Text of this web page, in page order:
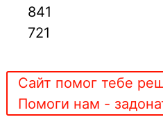
841
721
Сайт помог тебе
Помоги нам -